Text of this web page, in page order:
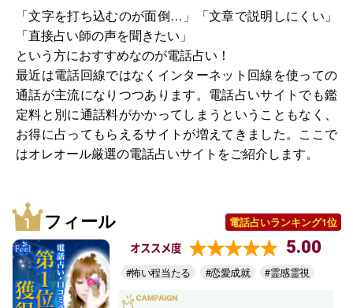
「文字を打ち込むのが面倒…」「文章で説明しにくい」
「直接占い師の声を聞きたい」
という方におすすめなのが電話占い！
最近は電話回線ではなくインターネット回線を使っての
通話が主流になりつつあります。電話占いサイトでも鑑
定料と別に通話料がかかってしまうということもなく、
お得に占ってもらえるサイトが増えてきました。ここで
はオレオール厳選の電話占いサイトをご紹介します。
フィール 電話占いランキング1位
オススメ度 5.00
#怖い程当たる #恋愛成就 #霊感霊視